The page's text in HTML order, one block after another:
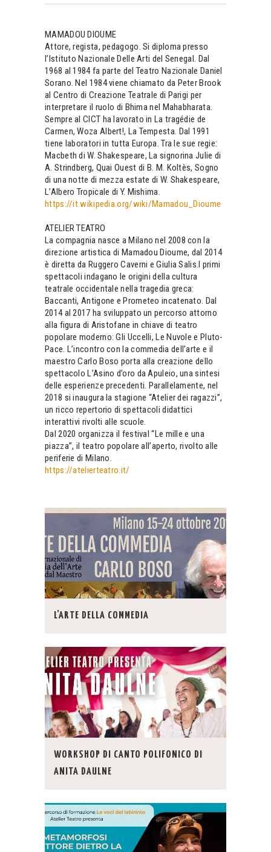
MAMADOU DIOUME
Attore, regista, pedagogo. Si diploma presso
l’Istituto Nazionale Delle Arti del Senegal. Dal
1968 al 1984 fa parte del Teatro Nazionale Daniel
Sorano. Nel 1984 viene chiamato da Peter Brook
al Centro di Creazione Teatrale di Parigi per
interpretare il ruolo di Bhima nel Mahabharata.
Sempre al CICT ha lavorato in La tragédie de
Carmen, Woza Albert!, La Tempesta. Dal 1991
tiene laboratori in tutta Europa. Tra le sue regie:
Macbeth di W. Shakespeare, La signorina Julie di
A. Strindberg, Quai Ouest di B. M. Koltès, Sogno
di una notte di mezza estate di W. Shakespeare,
L’Albero Tropicale di Y. Mishima.
https://it.wikipedia.org/wiki/Mamadou_Dioume
ATELIER TEATRO
La compagnia nasce a Milano nel 2008 con la
direzione artistica di Mamadou Dioume, dal 2014
è diretta da Ruggero Caverni e Giulia Salis.I primi
spettacoli indagano le origini della cultura
teatrale occidentale nella tragedia greca:
Baccanti, Antigone e Prometeo incatenato. Dal
2014 al 2017 ha sviluppato un percorso attorno
alla figura di Aristofane in chiave di teatro
popolare moderno: Gli Uccelli, Le Nuvole e Pluto-
Pace. L’incontro con la commedia dell’arte e il
maestro Carlo Boso porta alla creazione dello
spettacolo L’Asino d’oro da Apuleio, una sintesi
delle esperienze precedenti. Parallelamente, nel
2018 si inaugura la stagione “Atelier dei ragazzi”,
un ricco repertorio di spettacoli didattici
interattivi rivolti alle scuole.
Dal 2020 organizza il festival “Le mille e una
piazza”, il teatro popolare all’aperto, rivolto alle
periferie di Milano.
https://atelierteatro.it/
L’ARTE DELLA COMMEDIA
WORKSHOP DI CANTO POLIFONICO DI
ANITA DAULNE